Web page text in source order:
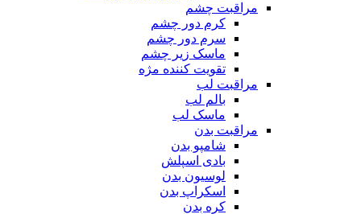
مراقبت چشم
کرم دور چشم
سرم دور چشم
ماسک زیر چشم
تقویت کننده مژه
مراقبت لب
بالم لب
ماسک لب
مراقبت بدن
شامپو بدن
بادی اسپلش
لوسیون بدن
اسکراپ بدن
کره بدن